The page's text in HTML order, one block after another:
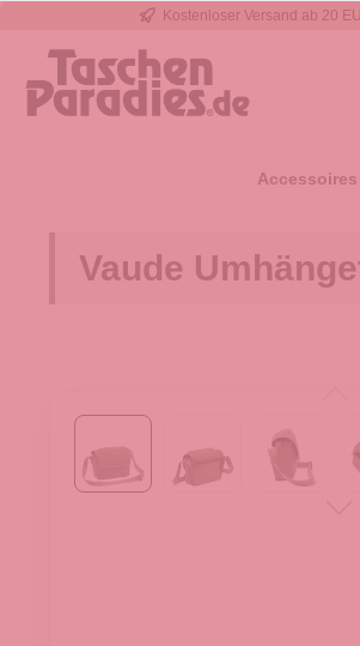
Zur Hauptnavigation
Kostenloser Versand ab 20
Vaude